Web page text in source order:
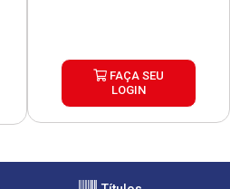
FAÇA SEU
LOGIN